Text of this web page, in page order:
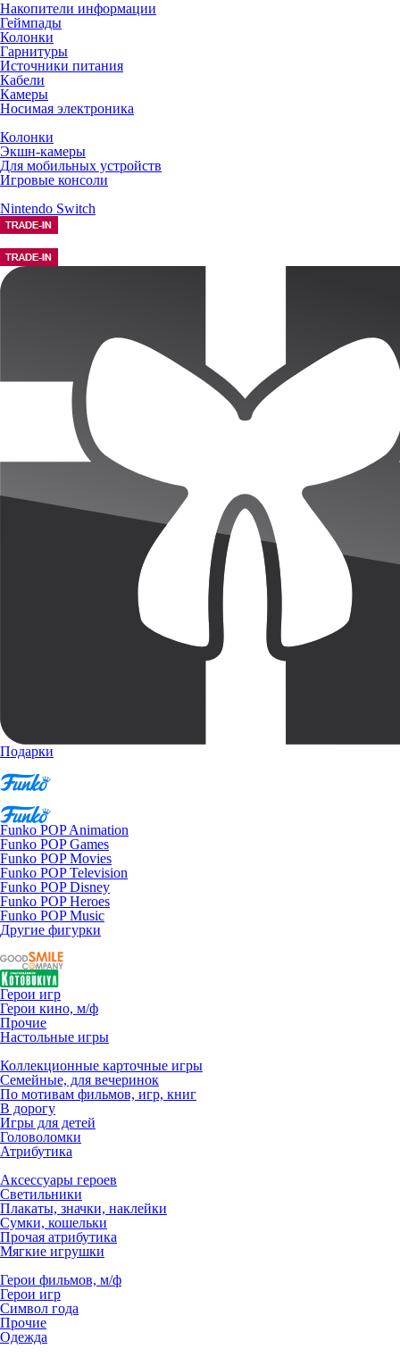
Накопители информации
Геймпады
Колонки
Гарнитуры
Источники питания
Кабели
Камеры
Носимая электроника
Колонки
Экшн-камеры
Для мобильных устройств
Игровые консоли
Nintendo Switch
Подарки
Funko POP Animation
Funko POP Games
Funko POP Movies
Funko POP Television
Funko POP Disney
Funko POP Heroes
Funko POP Music
Другие фигурки
Герои игр
Герои кино, м/ф
Прочие
Настольные игры
Коллекционные карточные игры
Семейные, для вечеринок
По мотивам фильмов, игр, книг
В дорогу
Игры для детей
Головоломки
Атрибутика
Аксессуары героев
Светильники
Плакаты, значки, наклейки
Сумки, кошельки
Прочая атрибутика
Мягкие игрушки
Герои фильмов, м/ф
Герои игр
Символ года
Прочие
Одежда